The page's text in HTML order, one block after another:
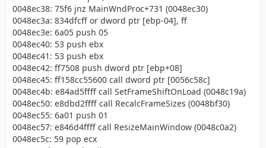
0048ec38: 75f6 jnz MainWndProc+731 (0048ec30)
0048ec3a: 834dfcff or dword ptr [ebp-04], ff
0048ec3e: 6a05 push 05
0048ec40: 53 push ebx
0048ec41: 53 push ebx
0048ec42: ff7508 push dword ptr [ebp+08]
0048ec45: ff158cc55600 call dword ptr [0056c58c]
0048ec4b: e84ad5ffff call SetFrameShiftOnLoad (0048c19a)
0048ec50: e8dbd2ffff call RecalcFrameSizes (0048bf30)
0048ec55: 6a01 push 01
0048ec57: e846d4ffff call ResizeMainWindow (0048c0a2)
0048ec5c: 59 pop ecx